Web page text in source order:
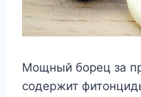
Мощный борец за
содержит